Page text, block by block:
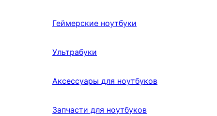
Геймерские ноутбуки
Ультрабуки
Аксессуары для ноутбуков
Запчасти для ноутбуков